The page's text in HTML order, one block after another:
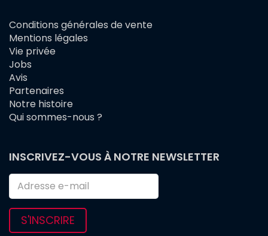
FOOTER
MENU
Conditions générales de vente
Mentions légales
Vie privée
Jobs
Avis
Partenaires
Notre histoire
Qui sommes-nous ?
INSCRIVEZ-VOUS À NOTRE NEWSLETTER
S'INSCRIRE